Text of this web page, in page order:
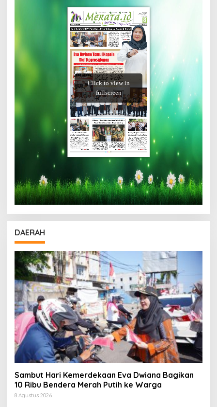
DAERAH
Sambut Hari Kemerdekaan Eva Dwiana Bagikan
10 Ribu Bendera Merah Putih ke Warga
8 Agustus 2026